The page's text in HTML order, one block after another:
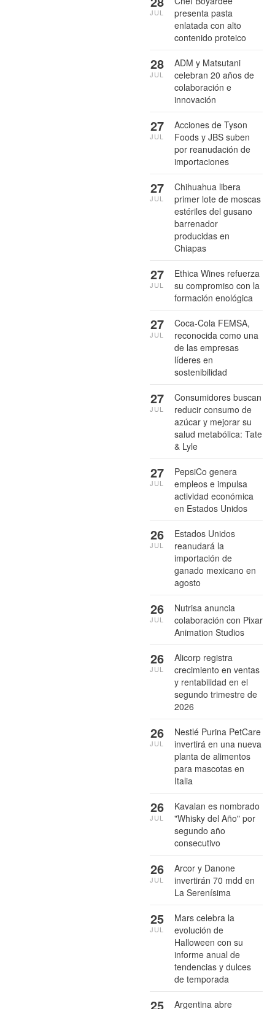
presenta pasta
enlatada con alto
contenido proteico
JUL
ADM y Matsutani
celebran 20 años de
colaboración e
innovación
28
JUL
Acciones de Tyson
Foods y JBS suben
por reanudación de
importaciones
27
JUL
Chihuahua libera
primer lote de moscas
estériles del gusano
barrenador
producidas en
Chiapas
27
JUL
Ethica Wines refuerza
su compromiso con la
formación enológica
27
JUL
Coca-Cola FEMSA,
reconocida como una
de las empresas
líderes en
sostenibilidad
27
JUL
Consumidores buscan
reducir consumo de
azúcar y mejorar su
salud metabólica: Tate
& Lyle
27
JUL
PepsiCo genera
empleos e impulsa
actividad económica
en Estados Unidos
27
JUL
Estados Unidos
reanudará la
importación de
ganado mexicano en
agosto
26
JUL
Nutrisa anuncia
colaboración con Pixar
Animation Studios
26
JUL
Alicorp registra
crecimiento en ventas
y rentabilidad en el
segundo trimestre de
2026
26
JUL
Nestlé Purina PetCare
invertirá en una nueva
planta de alimentos
para mascotas en
Italia
26
JUL
Kavalan es nombrado
"Whisky del Año" por
segundo año
consecutivo
26
JUL
Arcor y Danone
invertirán 70 mdd en
La Serenísima
26
JUL
Mars celebra la
evolución de
Halloween con su
informe anual de
tendencias y dulces
de temporada
25
JUL
Argentina abre
25